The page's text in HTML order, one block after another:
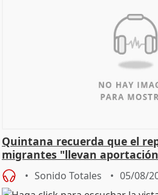
Quintana recuerda que el
migrantes "llevan
central
Sonido Totales 05/08/